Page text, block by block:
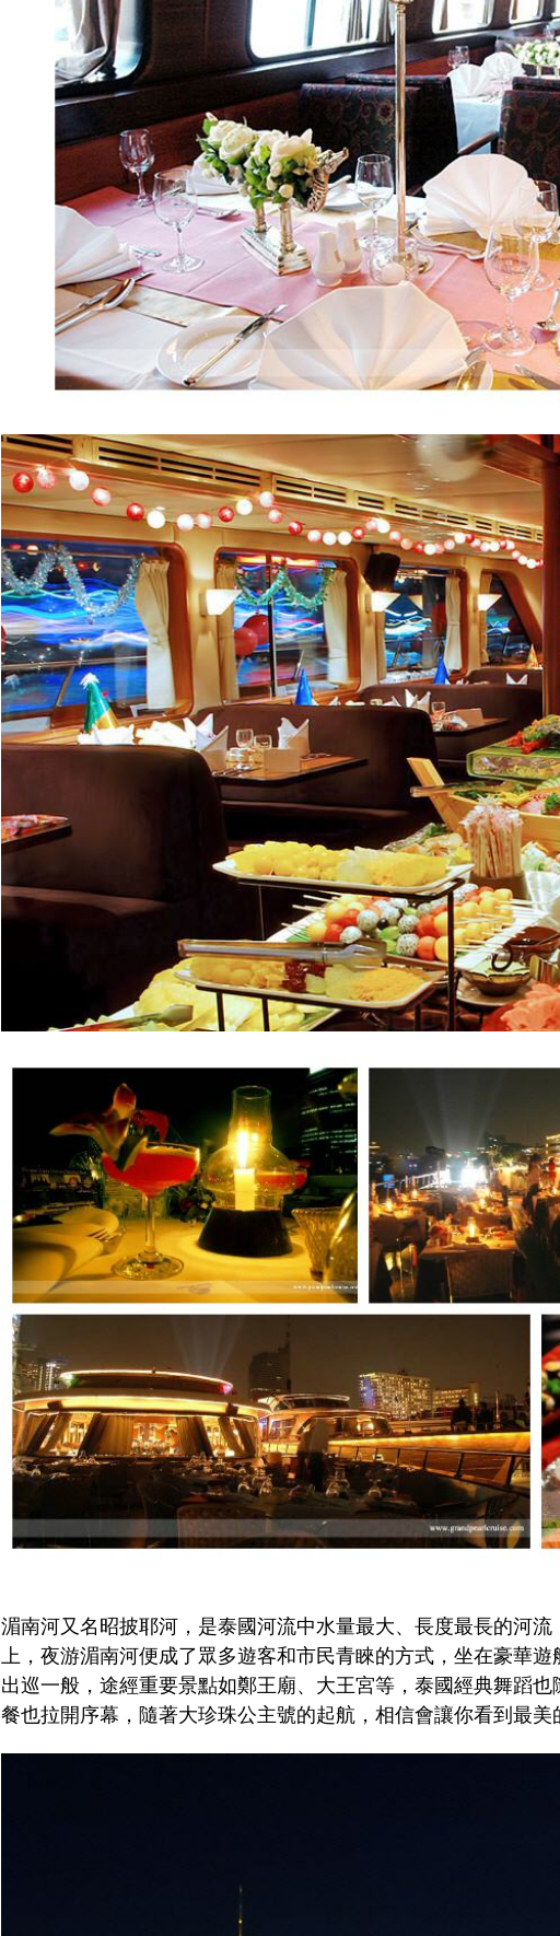
湄南河又名昭披耶河，是泰國河流中水量最大、長度最長的河
上，夜游湄南河便成了眾多遊客和市民青睞的方式，坐在豪華
出巡一般，途經重要景點如鄭王廟、大王宮等，泰國經典舞蹈
餐也拉開序幕，隨著大珍珠公主號的起航，相信會讓你看到最美